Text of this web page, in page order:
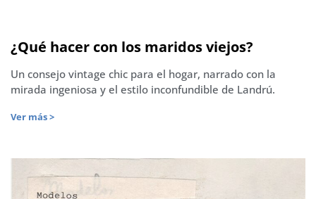
¿Qué hacer con los maridos viejos?
Un consejo vintage chic para el hogar, narrado con la
mirada ingeniosa y el estilo inconfundible de Landrú.
Ver más >